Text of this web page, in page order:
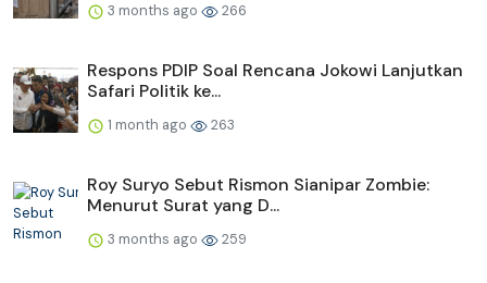
3 months ago 266
Respons PDIP Soal Rencana Jokowi Lanjutkan
Safari Politik ke...
1 month ago 263
Roy Suryo Sebut Rismon Sianipar Zombie:
Menurut Surat yang D...
3 months ago 259